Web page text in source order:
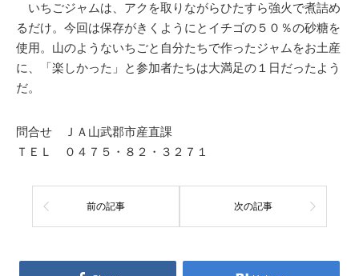
いちごジャムは、アクを取りながらひたすら強火で煮詰め
るだけ。今回は保存がきくようにとイチゴの５０％の砂糖を
使用。山のようないちごと自分たちで作ったジャムをお土産
に、「楽しかった」と参加者たちは大満足の１日だったよう
だ。
問合せ ＪＡ山武郡市産直課
ＴＥＬ ０４７５・８２・３２７１
前の記事 次の記事